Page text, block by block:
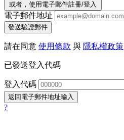
或者，使用電子郵件註冊/登入
電子郵件地址
發送驗證郵件
請在同意 使用條款 與 隱私權政策
已發送登入代碼
登入代碼
返回電子郵件地址輸入
?